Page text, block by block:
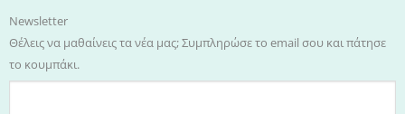
Newsletter
Θέλεις να μαθαίνεις τα νέα μας; Συμπληρώσε το email σου και πάτησε
το κουμπάκι.